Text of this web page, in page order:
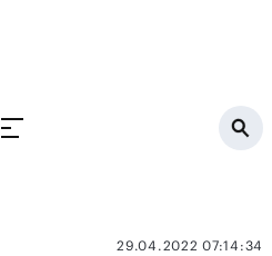
29.04.2022 07:14:34